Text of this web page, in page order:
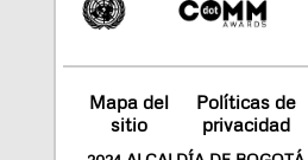
Mapa del
sitio
Políticas de
privacidad